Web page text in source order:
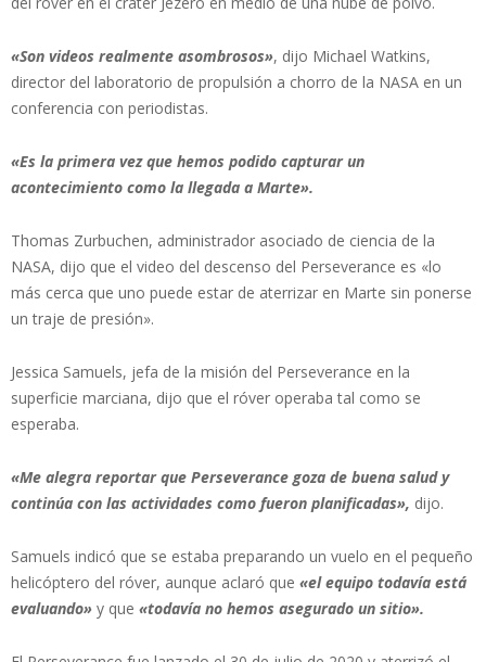
«Son videos realmente asombrosos», dijo Michael Watkins,
director del laboratorio de propulsión a chorro de la NASA en un
conferencia con periodistas.
«Es la primera vez que hemos podido capturar un
acontecimiento como la llegada a Marte».
Thomas Zurbuchen, administrador asociado de ciencia de la
NASA, dijo que el video del descenso del Perseverance es «lo
más cerca que uno puede estar de aterrizar en Marte sin ponerse
un traje de presión».
Jessica Samuels, jefa de la misión del Perseverance en la
superficie marciana, dijo que el róver operaba tal como se
esperaba.
«Me alegra reportar que Perseverance goza de buena salud y
continúa con las actividades como fueron planificadas», dijo.
Samuels indicó que se estaba preparando un vuelo en el pequeño
helicóptero del róver, aunque aclaró que «el equipo todavía está
evaluando» y que «todavía no hemos asegurado un sitio».